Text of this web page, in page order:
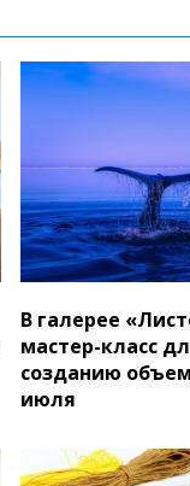
В галерее
мастер-класс
созданию
июля